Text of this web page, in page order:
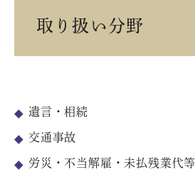
取り扱い分野
遺言・相続
交通事故
労災・不当解雇・未払残業代等